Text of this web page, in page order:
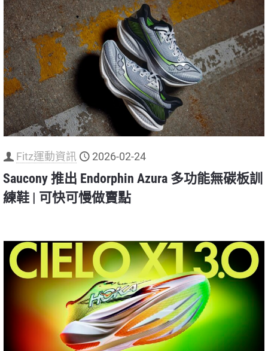
Fitz運動資訊 2026-02-24
Saucony 推出 Endorphin Azura 多功能無碳板訓
練鞋 | 可快可慢做賣點